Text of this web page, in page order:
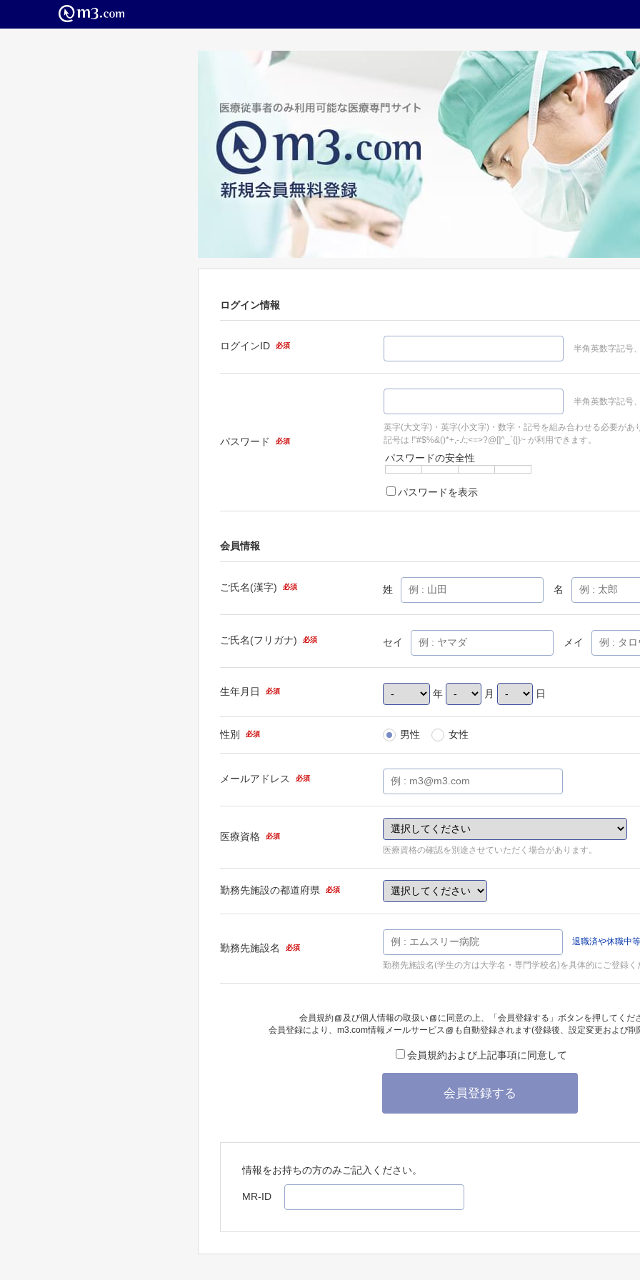
ログイン情報
ログインID 必須 半角英数字記号
パスワード 必須
半角英数字記号
英字(大文字)・英字(小文字)・数字・記号を組み合わせる必要があ
記号は !"#$%&()*+,-./:;<=>?@[]^_`{|}~ が利用できます。
パスワードの安全性
パスワードを表示
会員情報
ご氏名(漢字) 必須 姓 名
ご氏名(フリガナ) 必須 セイ メイ
生年月日 必須 年 月 日
性別 必須 男性 女性
メールアドレス 必須
医療資格 必須
医療資格の確認を別途させていただく場合があります。
勤務先施設の都道府県 必須
勤務先施設名 必須
退職済や休職中
勤務先施設名(学生の方は大学名・専門学校名)を具体的にご登録く
会員規約 及び個人情報の取扱い
に同意の上、「会員登録する」ボタンを押してくだ
会員登録により、 m3.com情報メールサービス も自動登録されます(登録後、設定変更および
会員規約および上記事項に同意して
会員登録する
情報をお持ちの方のみご記入ください。
MR-ID